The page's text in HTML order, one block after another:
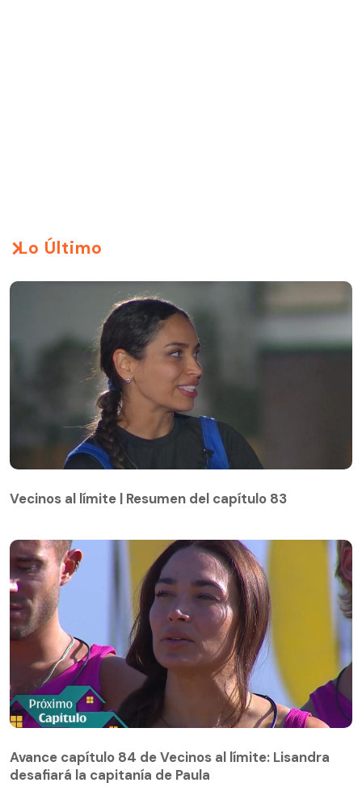
Lo Último
Vecinos al límite | Resumen del capítulo 83
desafiará la capitanía de Paula
Avance capítulo 84 de Vecinos al límite: Lisandra
desafiará la capitanía de Paula